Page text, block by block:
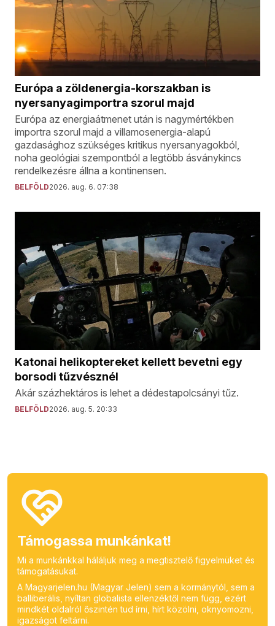
Európa a zöldenergia-korszakban is
nyersanyagimportra szorul majd
Európa az energiaátmenet után is nagymértékben
importra szorul majd a villamosenergia-alapú
gazdasághoz szükséges kritikus nyersanyagokból,
noha geológiai szempontból a legtöbb ásványkincs
rendelkezésre állna a kontinensen.
BELFÖLD2026. aug. 6. 07:38
Katonai helikoptereket kellett bevetni egy
borsodi tűzvésznél
Akár százhektáros is lehet a dédestapolcsányi tűz.
BELFÖLD2026. aug. 5. 20:33
Támogassa munkánkat!
Mi a munkánkkal háláljuk meg a megtisztelő figyelmüket és
támogatásukat.
A Magyarjelen.hu (Magyar Jelen) sem a kormánytól, sem a
balliberális, nyíltan globalista ellenzéktől nem függ, ezért
mindkét oldalról őszintén tud írni, hírt közölni, oknyomozni,
igazságot feltárni.